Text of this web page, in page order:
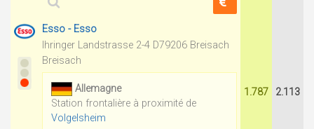
Esso - Esso
Ihringer Landstrasse 2-4 D79206 Breisach
Breisach
Allemagne
Station frontalière à proximité de
Volgelsheim
1.787 2.113